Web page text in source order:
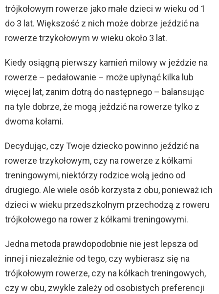
trójkołowym rowerze jako małe dzieci w wieku od 1
do 3 lat. Większość z nich może dobrze jeździć na
rowerze trzykołowym w wieku około 3 lat.
Kiedy osiągną pierwszy kamień milowy w jeździe na
rowerze – pedałowanie – może upłynąć kilka lub
więcej lat, zanim dotrą do następnego – balansując
na tyle dobrze, że mogą jeździć na rowerze tylko z
dwoma kołami.
Decydując, czy Twoje dziecko powinno jeździć na
rowerze trzykołowym, czy na rowerze z kółkami
treningowymi, niektórzy rodzice wolą jedno od
drugiego. Ale wiele osób korzysta z obu, ponieważ ich
dzieci w wieku przedszkolnym przechodzą z roweru
trójkołowego na rower z kółkami treningowymi.
Jedna metoda prawdopodobnie nie jest lepsza od
innej i niezależnie od tego, czy wybierasz się na
trójkołowym rowerze, czy na kółkach treningowych,
czy w obu, zwykle zależy od osobistych preferencji